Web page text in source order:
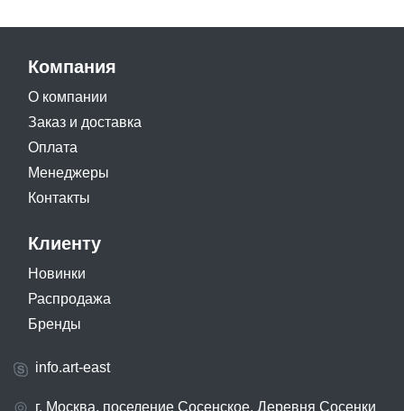
Компания
О компании
Заказ и доставка
Оплата
Менеджеры
Контакты
Клиенту
Новинки
Распродажа
Бренды
info.art-east
г. Москва, поселение Сосенское, Деревня Сосенки